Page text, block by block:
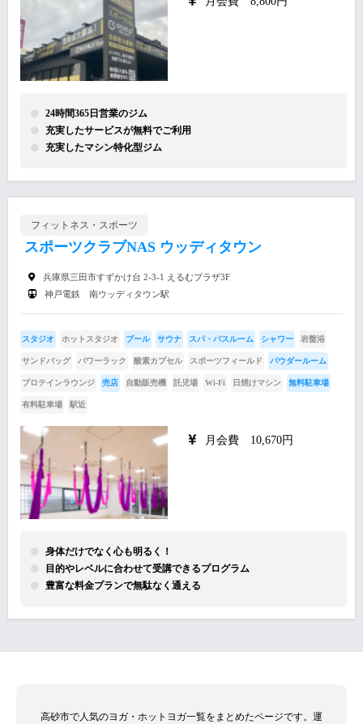
24時間365日営業のジム
充実したサービスが無料でご利用
充実したマシン特化型ジム
フィットネス・スポーツ
スポーツクラブNAS ウッディタウン
兵庫県三田市すずかけ台 2-3-1 えるむプラザ3F
神戸電鉄 南ウッディタウン駅
スタジオ ホットスタジオ プール サウナ スパ・バスルーム シャワー 岩盤浴
サンドバッグ パワーラック 酸素カプセル スポーツフィールド パウダールーム
プロテインラウンジ 売店 自動販売機 託児場 Wi-Fi 日焼けマシン 無料駐車場
有料駐車場 駅近
月会費 10,670円
身体だけでなく心も明るく！
目的やレベルに合わせて受講できるプログラム
豊富な料金プランで無駄なく通える
高砂市で人気のヨガ・ホットヨガ一覧をまとめたページです。運